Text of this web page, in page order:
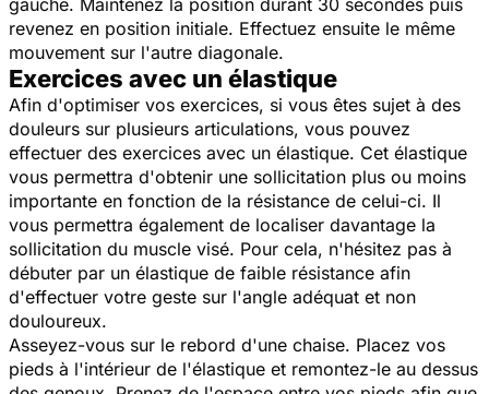
revenez en position initiale. Effectuez ensuite le même
mouvement sur l'autre diagonale.
Exercices avec un élastique
Afin d'optimiser vos exercices, si vous êtes sujet à des
douleurs sur plusieurs articulations, vous pouvez
effectuer des exercices avec un élastique. Cet élastique
vous permettra d'obtenir une sollicitation plus ou moins
importante en fonction de la résistance de celui-ci. Il
vous permettra également de localiser davantage la
sollicitation du muscle visé. Pour cela, n'hésitez pas à
débuter par un élastique de faible résistance afin
d'effectuer votre geste sur l'angle adéquat et non
douloureux.
Asseyez-vous sur le rebord d'une chaise. Placez vos
pieds à l'intérieur de l'élastique et remontez-le au dessus